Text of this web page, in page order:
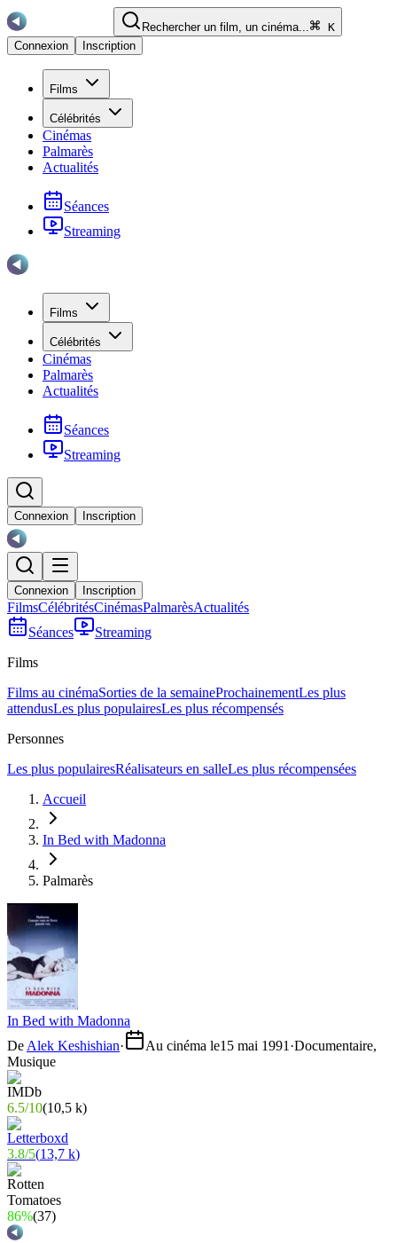
Rechercher un film, un cinéma...
K
Connexion
Inscription
Films
Célébrités
Cinémas
Palmarès
Actualités
Séances
Streaming
Films
Célébrités
Cinémas
Palmarès
Actualités
Séances
Streaming
Connexion Inscription
Connexion Inscription
FilmsCélébritésCinémasPalmarèsActualités
Séances
Streaming
Films
Films au cinémaSorties de la semaineProchainementLes plus
attendusLes plus populairesLes plus récompensés
Personnes
Les plus populairesRéalisateurs en salleLes plus récompensées
Accueil
In Bed with Madonna
Palmarès
In Bed with Madonna
De Alek Keshishian· Au cinéma le15 mai 1991 ·Documentaire,
Musique
6.5/10(10,5 k)
3.8/5(13,7 k)
86%(37)